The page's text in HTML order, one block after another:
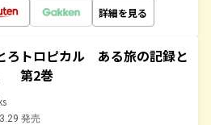
詳細を見る
ろトロピカル ある旅の記録と
第2巻
発売